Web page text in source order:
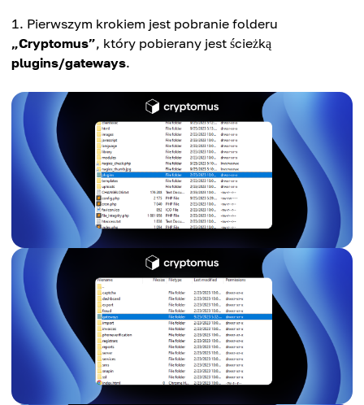
Pierwszym krokiem jest pobranie folderu
„Cryptomus”, który pobierany jest ścieżką
plugins/gateways.